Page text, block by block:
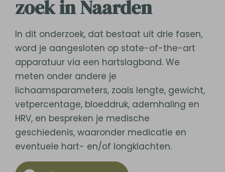
zoek in Naarden
In dit onderzoek, dat bestaat uit drie fasen,
word je aangesloten op state-of-the-art
apparatuur via een hartslagband. We
meten onder andere je
lichaamsparameters, zoals lengte, gewicht,
vetpercentage, bloeddruk, ademhaling en
HRV, en bespreken je medische
geschiedenis, waaronder medicatie en
eventuele hart- en/of longklachten.